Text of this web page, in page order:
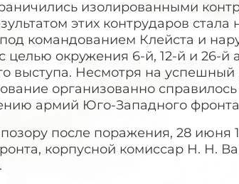
изолированными
этих контрударов
командованием Клейста и
целью окружения 6-й, 12-й и 26-
выступа. Несмотря на успешный
организованно
армий Юго-Западного
после поражения, 28 июня
корпусной комиссар Н. Н.